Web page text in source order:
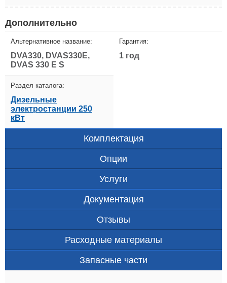
Дополнительно
Альтернативное название:
DVA330, DVAS330E,
DVAS 330 E S
Гарантия:
1 год
Раздел каталога:
Дизельные
электростанции 250
кВт
Комплектация
Опции
Услуги
Документация
Отзывы
Расходные материалы
Запасные части